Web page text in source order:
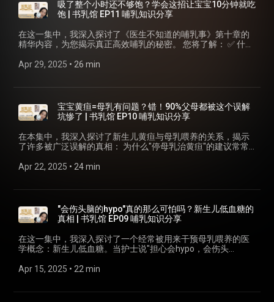
育播客。我们翻译和分享国际权威的哺乳文献,用简单易懂的中
文,帮助你做出最适合自己的哺乳决定。 关于我: 我是Lily
Yeoh,Anggugu创办人,前IBCLC(2011-2021),现在通过线上咨询
继续帮助妈妈们解决哺乳问题。 参考书籍: 《What Doctors
Don't Know About Breastfeeding》by Dr. Jack Newman and
Andrea Polokova 📢 如果这一集对你有帮助,请记得: 👍 点赞 💬
留言分享你的经验或问题 🔔 订阅频道,不要错过下一集! 📤 分享
#Newman医生 #书乳馆 #Anggugu #马来西亚妈妈 #华人妈妈
吗？ 📚 内容来源： "What Doctors Don't Know About
Breastfeeding" by Dr. Jack Newman & Andrea Polokova
https://www.anggugu.com/appointment/ 】 🎓 想系统学习？
了解更多关于嗯咕咕线上哺乳课程 【
#TongueTie #泌乳顾问 #LilyYeoh #DrJackNewman #哺乳支
https://www.anggugu.com/l104-0001/ 】 💟线上哺乳课程
《全母乳攻略》 【 https://www.anggugu.com/course-
bundle/bundle12/ 】 💟线上哺乳课程《全母乳上班攻略》 【
https://www.anggugu.com/course-bundle/bundle123/ 】 💟
线上哺乳课程《11天追奶攻略》 【
https://www.anggugu.com/course-bundle/bundle34/ 】 💟线
上哺乳课程《从零开始的追奶攻略》 【
https://www.anggugu.com/course-bundle/bundle1234/ 】 📦
related product review: lily@anggugu.com
tools: Sony ZV-1 【 https://shp.ee/nvf9tbf 】 Rode Lavalier
GO 【 https://shp.ee/i6w5rhf 】 Rode Wireless GO 【
https://invol.co/cl6kj8z 】 Ulanzi Multifunction Table Top
Holder【 https://shp.ee/wyqtmwf 】 Credits: Video shooting
Anggugu Arranged by Lily Yeoh using Chuvosa loop by
《医生不知道的哺乳事》第十一章，帮助你理解：乳房疼痛是
问题的信号，不是哺乳的常态。无论是产后石头奶、塞奶还是
乳腺炎，这些问题的根源几乎都指向同一个关键：宝宝或挤奶
器没有有效地帮妈咪排空乳房。 🔍 想了解更多？ ✅ 免费下载全
母乳迷你攻略: https://www.anggugu.com/courses/free-mini-
class/ ✅ 线上哺乳课程全套内容:
https://www.anggugu.com/online-course/ ✅ 预约一对一
记住：预防远比治疗重要，而预防的关键就在于从一开始就建
将英文哺乳文献带给华语妈妈的系列，每集深入解析一本重要
哺乳书籍的精华内容，帮助你在哺乳旅程中做出更明智的决
顾问LilyYeoh #哺乳支持 #书乳馆
吸了整个小时还不够饱？学会这招让宝宝10分钟就吃
饱 | 书乳馆 EP11 哺乳知识分享
在这一集中，我深入探讨了《医生不知道的哺乳事》第十章的
精华内容，为您揭示真正高效哺乳的秘密。 您将了解： ✅ 什么
观察宝宝下巴动作判断是否真正在喝奶 ✅ 为什么计时喂养毫无
题。学会这些技巧后，您会发现：宝宝10分钟可能比一小时无
效吸吮获得更多奶水！ 🔍 想了解更多？ ✅ 免费下载全母乳迷你
攻略: https://www.anggugu.com/courses/free-mini-class/ ✅
线上哺乳课程全套内容: https://www.anggugu.com/online-
course/ ✅ 预约一对一Zoom哺乳咨询:
https://www.anggugu.com/appointment/ 💡 下一集预告：乳
房疼痛、感染和肿块的预防与处理 📗 书乳馆是什么？ 这是一个
将英文哺乳文献带给华语妈妈的系列，每集深入解析一本重要
定。 #母乳喂养 #哺乳技巧 #哺乳疼痛 #有效吸吮 #亲喂姿势 #
Apr 29, 2025 • 26 min
宝宝黄疸=母乳有问题？错！90%父母都被这个误解
坑惨了 | 书乳馆 EP10 哺乳知识分享
在本集中，我深入探讨了新生儿黄疸与母乳喂养的关系，揭示
了许多被广泛误解的真相： 为什么"停母乳治黄疸"的建议常常
真相与科学研究证据 为何大多数偏方不仅无效，还可能有害 如
✅ 免费下载全母乳迷你攻略:
https://www.anggugu.com/courses/free-mini-class/ ✅ 线上
哺乳课程全套内容: https://www.anggugu.com/online-course/
✅ 预约一对一Zoom哺乳咨询:
https://www.anggugu.com/appointment/ 💡 不要错过下一
集：正确含乳与有效吸吮的秘诀 📗 书乳馆是什么？ 这是一个将
英文哺乳文献带给华语妈妈的系列，每集深入解析一本重要哺
乳书籍的精华内容，帮助你在哺乳旅程中做出更明智的决定。
哺乳支持 #小儿黄疸 #JackNewman
Apr 22, 2025 • 24 min
"会伤头脑的hypo"真的那么可怕吗？新生儿低血糖的
真相 | 书乳馆 EP09 哺乳知识分享
在这一集中，我深入探讨了一个经常被用来干预母乳喂养的医
学概念：新生儿低血糖。当护士说"担心会hypo，会伤头
《医生不知道的哺乳事》第八章，我们将: ✅ 揭示医学界对新生
Apr 15, 2025 • 22 min